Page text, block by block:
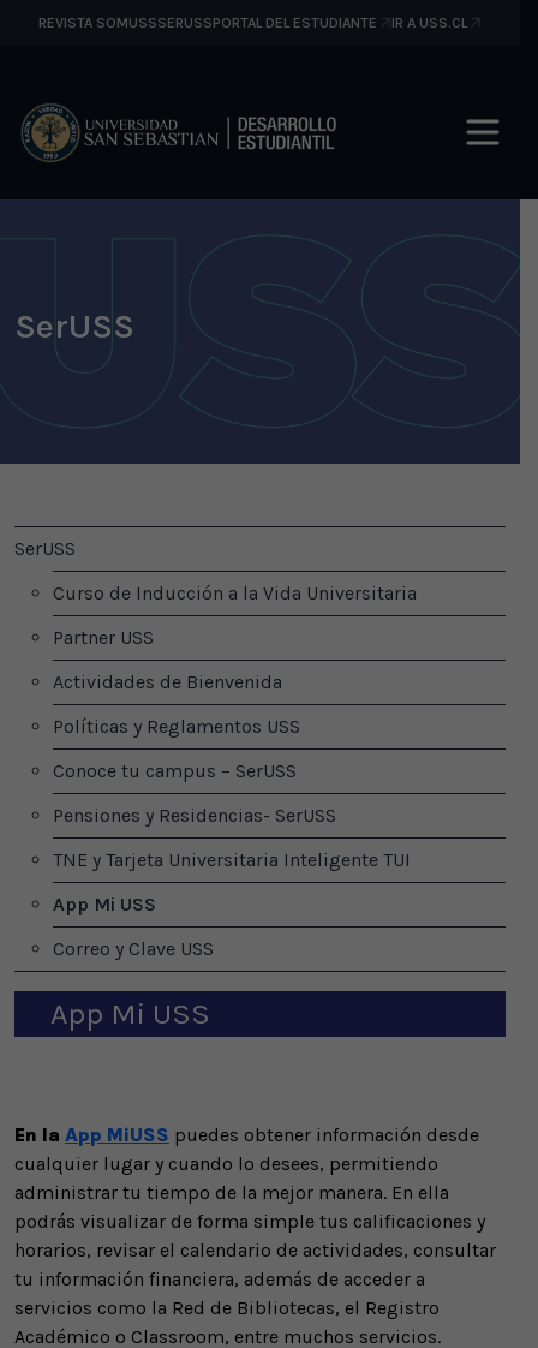
REVISTA SOMUSSSERUSSPORTAL DEL ESTUDIANTE IR A USS.CL
SerUSS
SerUSS
Curso de Inducción a la Vida Universitaria
Partner USS
Actividades de Bienvenida
Políticas y Reglamentos USS
Conoce tu campus – SerUSS
Pensiones y Residencias- SerUSS
TNE y Tarjeta Universitaria Inteligente TUI
App Mi USS
Correo y Clave USS
App Mi USS
En la App MiUSS puedes obtener información desde
cualquier lugar y cuando lo desees, permitiendo
administrar tu tiempo de la mejor manera. En ella
podrás visualizar de forma simple tus calificaciones y
horarios, revisar el calendario de actividades, consultar
tu información financiera, además de acceder a
servicios como la Red de Bibliotecas, el Registro
Académico o Classroom, entre muchos servicios.